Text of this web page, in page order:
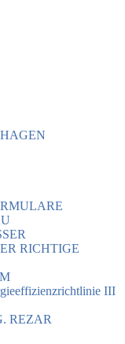
RICHTIGE
III
REZAR